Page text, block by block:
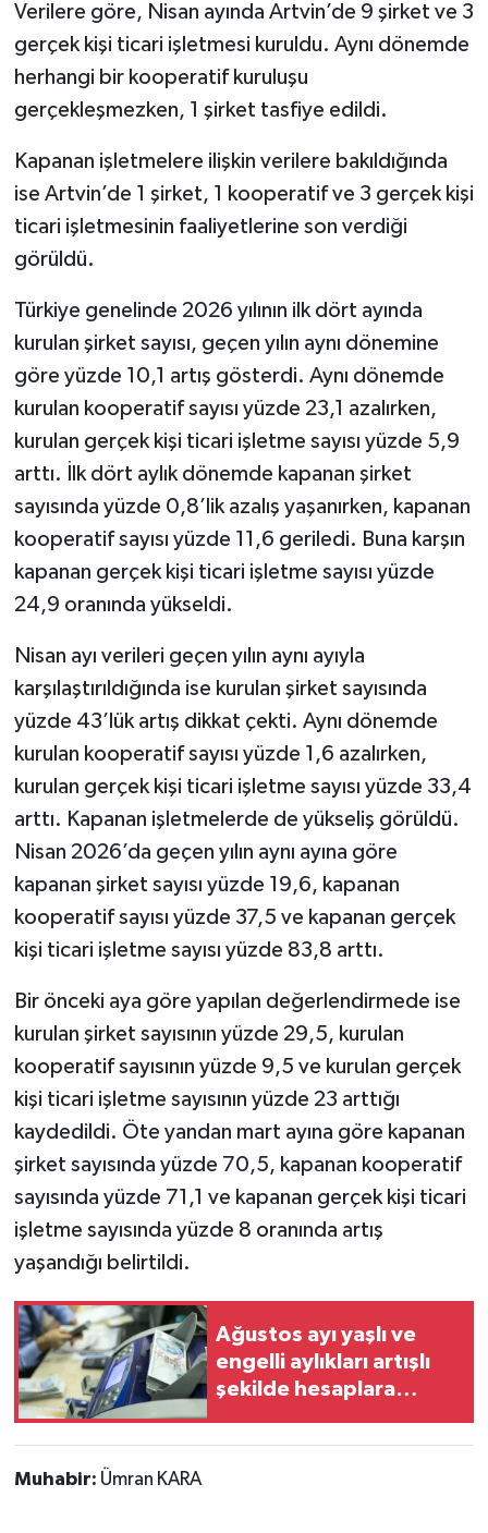
Verilere göre, Nisan ayında Artvin’de 9 şirket ve 3
gerçek kişi ticari işletmesi kuruldu. Aynı dönemde
herhangi bir kooperatif kuruluşu
gerçekleşmezken, 1 şirket tasfiye edildi.
Kapanan işletmelere ilişkin verilere bakıldığında
ise Artvin’de 1 şirket, 1 kooperatif ve 3 gerçek kişi
ticari işletmesinin faaliyetlerine son verdiği
görüldü.
Türkiye genelinde 2026 yılının ilk dört ayında
kurulan şirket sayısı, geçen yılın aynı dönemine
göre yüzde 10,1 artış gösterdi. Aynı dönemde
kurulan kooperatif sayısı yüzde 23,1 azalırken,
kurulan gerçek kişi ticari işletme sayısı yüzde 5,9
arttı. İlk dört aylık dönemde kapanan şirket
sayısında yüzde 0,8’lik azalış yaşanırken, kapanan
kooperatif sayısı yüzde 11,6 geriledi. Buna karşın
kapanan gerçek kişi ticari işletme sayısı yüzde
24,9 oranında yükseldi.
Nisan ayı verileri geçen yılın aynı ayıyla
karşılaştırıldığında ise kurulan şirket sayısında
yüzde 43’lük artış dikkat çekti. Aynı dönemde
kurulan kooperatif sayısı yüzde 1,6 azalırken,
kurulan gerçek kişi ticari işletme sayısı yüzde 33,4
arttı. Kapanan işletmelerde de yükseliş görüldü.
Nisan 2026’da geçen yılın aynı ayına göre
kapanan şirket sayısı yüzde 19,6, kapanan
kooperatif sayısı yüzde 37,5 ve kapanan gerçek
kişi ticari işletme sayısı yüzde 83,8 arttı.
Bir önceki aya göre yapılan değerlendirmede ise
kurulan şirket sayısının yüzde 29,5, kurulan
kooperatif sayısının yüzde 9,5 ve kurulan gerçek
kişi ticari işletme sayısının yüzde 23 arttığı
kaydedildi. Öte yandan mart ayına göre kapanan
şirket sayısında yüzde 70,5, kapanan kooperatif
sayısında yüzde 71,1 ve kapanan gerçek kişi ticari
işletme sayısında yüzde 8 oranında artış
yaşandığı belirtildi.
Ağustos ayı yaşlı ve
engelli aylıkları artışlı
şekilde hesaplara
Muhabir: Ümran KARA